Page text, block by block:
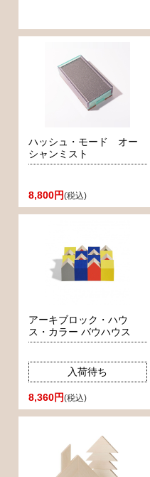
ハッシュ・モード オー
シャンミスト
8,800円(税込)
アーキブロック・ハウ
ス・カラー バウハウス
入荷待ち
8,360円(税込)